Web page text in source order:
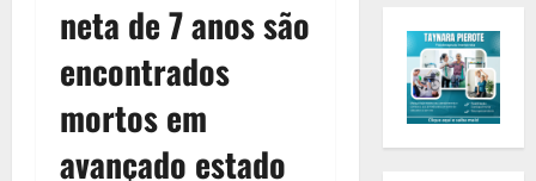
neta de 7 anos são
encontrados
mortos em
avançado estado